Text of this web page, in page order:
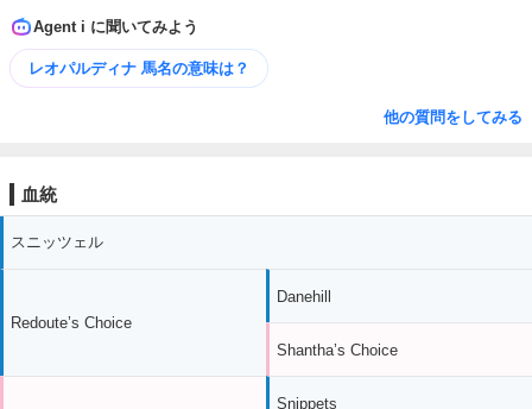
Agent i に聞いてみよう
レオパルディナ 馬名の意味は？
他の質問をしてみる
血統
スニッツェル
Redoute’s Choice
Danehill
Shantha’s Choice
Snippets